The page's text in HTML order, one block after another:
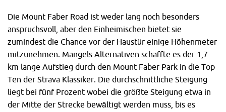
Die Mount Faber Road ist weder lang noch besonders
anspruchsvoll, aber den Einheimischen bietet sie
zumindest die Chance vor der Haustür einige Höhenmeter
mitzunehmen. Mangels Alternativen schaffte es der 1,7
km lange Aufstieg durch den Mount Faber Park in die Top
Ten der Strava Klassiker. Die durchschnittliche Steigung
liegt bei fünf Prozent wobei die größte Steigung etwa in
der Mitte der Strecke bewältigt werden muss, bis es